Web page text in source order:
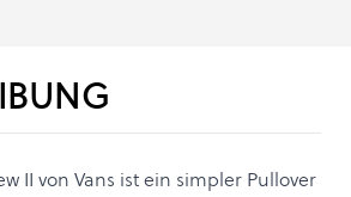
II von Vans ist ein simpler Pullover